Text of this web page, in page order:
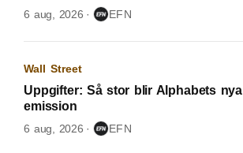
6 aug, 2026 EFN
Wall Street
Uppgifter: Så stor blir Alphabets nya
emission
6 aug, 2026 EFN